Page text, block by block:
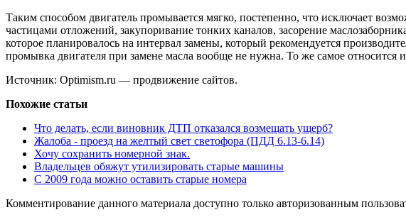
Таким способом двигатель промывается мягко, постепенно, что исключает
частицами отложений, закупоривание тонких каналов, засорение
которое планировалось на интервал замены, который рекомендуется
промывка двигателя при замене масла вообще не нужна. То же самое относится
Источник: Optimism.ru — продвижение сайтов.
Похожие статьи
Что делать, если виновник ДТП отказался возмещать ущерб?
Жалоба - проезд на желтый свет светофора (ПДД 6.13-6.14)
Хочу сохранить номерной знак.
Владельцев обяжут утилизировать старые машины
С 2009 года можно оставить старые номера
Комментирование данного материала доступно только авторизованным